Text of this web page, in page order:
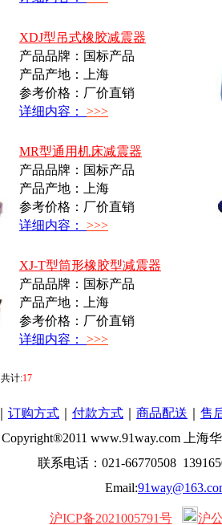
XDJ型吊式橡胶减震器
产品品牌：国标产品
产品产地：上海
参考价格：厂价直销
详细内容： >>>
MR型通用机床减震器
产品品牌：国标产品
产品产地：上海
参考价格：厂价直销
详细内容： >>>
XJ-T型筒形橡胶型减震器
产品品牌：国标产品
产品产地：上海
参考价格：厂价直销
详细内容： >>>
共计:17
订购方式 付款方式 商品配送 售
Copyright®2011 www.91way.com 上海
联系电话：021-66770508
Email:
沪ICP备2021005791号 沪